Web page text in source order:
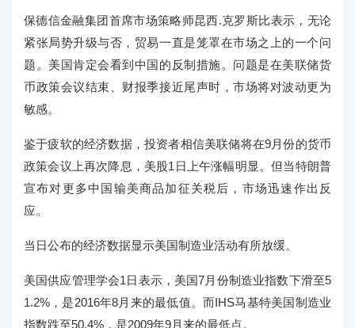
保德信金融集团首席市场策略师昆西.克罗斯比表示，无论
紧张局势升级与否，贸易一直是笼罩在市场之上的一个问
题。美国肯定会看到中国的反制措施。问题是在美联储货
币政策会议结束、财报季接近尾声时，市场将对波动更为
敏感。
鉴于疲软的经济数据，投资者相信美联储将在9月份的货币
政策会议上再次降息，美股1日上午涨幅明显。但当特朗普
宣布对更多中国输美商品加征关税后，市场迅速作出反
应。
当日公布的经济数据显示美国制造业活动有所放缓。
美国供应管理学会1日表示，美国7月份制造业指数下滑至5
1.2%，是2016年8月来的最低值。而IHS马基特美国制造业
指数跌至50.4%，是2009年9月来的最低点。